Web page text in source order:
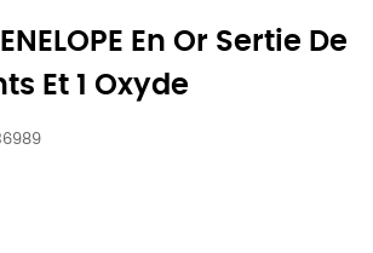
En Or Sertie De
Et 1 Oxyde